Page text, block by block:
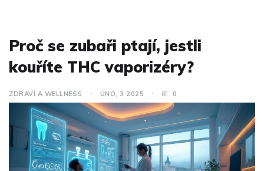
Proč se zubaři ptají, jestli
kouříte THC vaporizéry?
ZDRAVÍ A WELLNESS ÚNO, 3 2025 0